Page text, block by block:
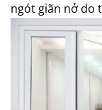
ngót giãn nở do